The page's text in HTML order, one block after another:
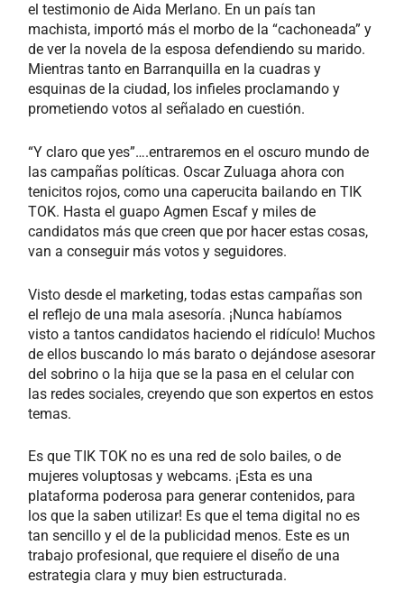
el testimonio de Aida Merlano. En un país tan
machista, importó más el morbo de la “cachoneada” y
de ver la novela de la esposa defendiendo su marido.
Mientras tanto en Barranquilla en la cuadras y
esquinas de la ciudad, los infieles proclamando y
prometiendo votos al señalado en cuestión.
“Y claro que yes”….entraremos en el oscuro mundo de
las campañas políticas. Oscar Zuluaga ahora con
tenicitos rojos, como una caperucita bailando en TIK
TOK. Hasta el guapo Agmen Escaf y miles de
candidatos más que creen que por hacer estas cosas,
van a conseguir más votos y seguidores.
Visto desde el marketing, todas estas campañas son
el reflejo de una mala asesoría. ¡Nunca habíamos
visto a tantos candidatos haciendo el ridículo! Muchos
de ellos buscando lo más barato o dejándose asesorar
del sobrino o la hija que se la pasa en el celular con
las redes sociales, creyendo que son expertos en estos
temas.
Es que TIK TOK no es una red de solo bailes, o de
mujeres voluptosas y webcams. ¡Esta es una
plataforma poderosa para generar contenidos, para
los que la saben utilizar! Es que el tema digital no es
tan sencillo y el de la publicidad menos. Este es un
trabajo profesional, que requiere el diseño de una
estrategia clara y muy bien estructurada.